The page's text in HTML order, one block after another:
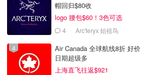
帽回归$80收
logo 腰包$60！3色可选
4 Arc'teryx 始祖鸟
Air Canada 全球航线8折 好价
日期超级多
上海直飞往返$921